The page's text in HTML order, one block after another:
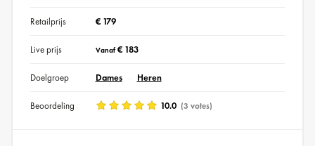
Retailprijs € 179
Live prijs Vanaf€ 183
Doelgroep Dames Heren
Beoordeling 10.0 (3 votes)